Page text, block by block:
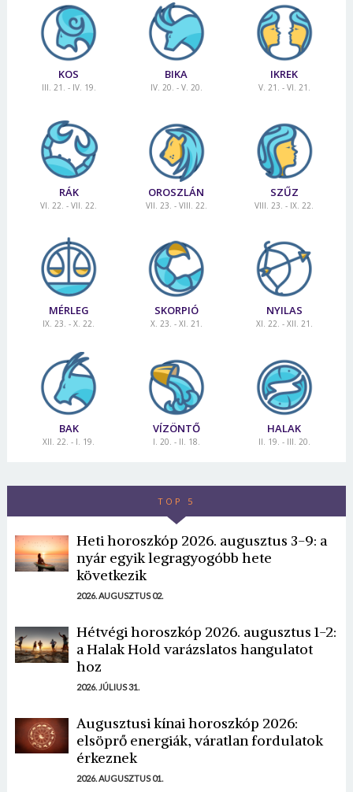
KOS
III. 21. - IV. 19.
BIKA
IV. 20. - V. 20.
IKREK
V. 21. - VI. 21.
RÁK
VI. 22. - VII. 22.
OROSZLÁN
VII. 23. - VIII. 22.
SZŰZ
VIII. 23. - IX. 22.
MÉRLEG
IX. 23. - X. 22.
SKORPIÓ
X. 23. - XI. 21.
NYILAS
XI. 22. - XII. 21.
BAK
XII. 22. - I. 19.
VÍZÖNTŐ
I. 20. - II. 18.
HALAK
II. 19. - III. 20.
TOP 5
Heti horoszkóp 2026. augusztus 3-9: a
nyár egyik legragyogóbb hete
következik
2026. AUGUSZTUS 02.
Hétvégi horoszkóp 2026. augusztus 1-2:
a Halak Hold varázslatos hangulatot
hoz
2026. JÚLIUS 31.
Augusztusi kínai horoszkóp 2026:
elsöprő energiák, váratlan fordulatok
érkeznek
2026. AUGUSZTUS 01.